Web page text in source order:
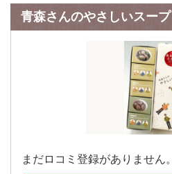
青森さんのやさしいスープ
まだロコミ登録がありません。